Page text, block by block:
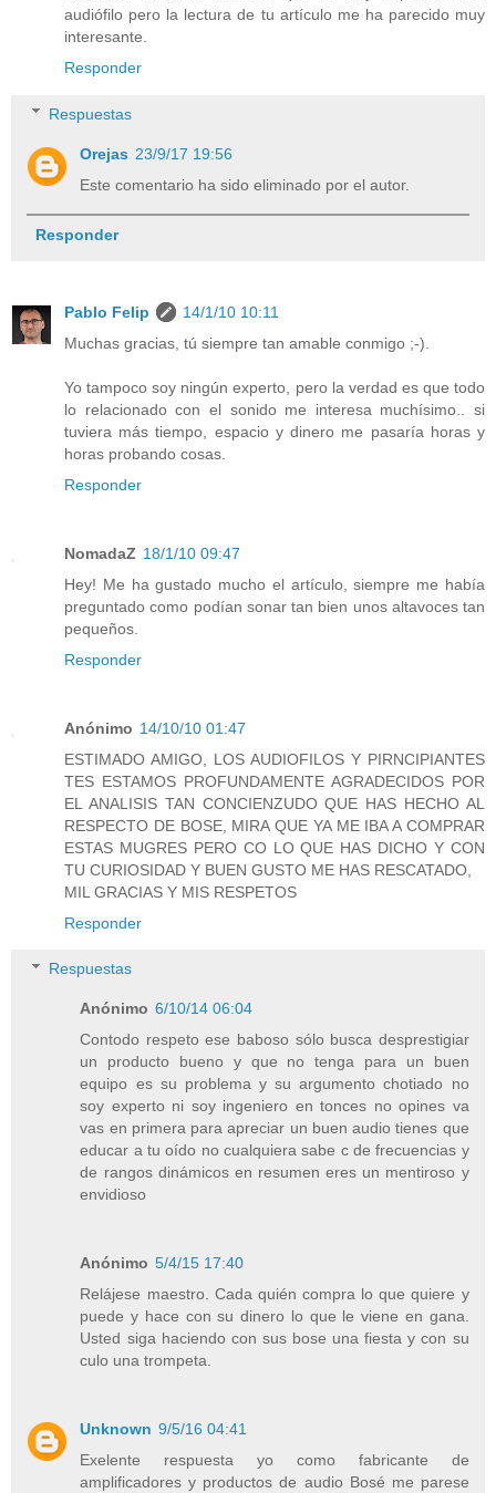
audiófilo pero la lectura de tu artículo me ha parecido muy
interesante.
Responder
Respuestas
Orejas 23/9/17 19:56
Este comentario ha sido eliminado por el autor.
Responder
Pablo Felip
14/1/10 10:11
Muchas gracias, tú siempre tan amable conmigo ;-).
Yo tampoco soy ningún experto, pero la verdad es que todo
lo relacionado con el sonido me interesa muchísimo.. si
tuviera más tiempo, espacio y dinero me pasaría horas y
horas probando cosas.
Responder
NomadaZ 18/1/10 09:47
Hey! Me ha gustado mucho el artículo, siempre me había
preguntado como podían sonar tan bien unos altavoces tan
pequeños.
Responder
Anónimo 14/10/10 01:47
ESTIMADO AMIGO, LOS AUDIOFILOS Y PIRNCIPIANTES
TES ESTAMOS PROFUNDAMENTE AGRADECIDOS POR
EL ANALISIS TAN CONCIENZUDO QUE HAS HECHO AL
RESPECTO DE BOSE, MIRA QUE YA ME IBA A COMPRAR
ESTAS MUGRES PERO CO LO QUE HAS DICHO Y CON
TU CURIOSIDAD Y BUEN GUSTO ME HAS RESCATADO,
MIL GRACIAS Y MIS RESPETOS
Responder
Respuestas
Anónimo 6/10/14 06:04
Contodo respeto ese baboso sólo busca desprestigiar
un producto bueno y que no tenga para un buen
equipo es su problema y su argumento chotiado no
soy experto ni soy ingeniero en tonces no opines va
vas en primera para apreciar un buen audio tienes que
educar a tu oído no cualquiera sabe c de frecuencias y
de rangos dinámicos en resumen eres un mentiroso y
envidioso
Anónimo 5/4/15 17:40
Relájese maestro. Cada quién compra lo que quiere y
puede y hace con su dinero lo que le viene en gana.
Usted siga haciendo con sus bose una fiesta y con su
culo una trompeta.
Unknown 9/5/16 04:41
Exelente respuesta yo como fabricante de
amplificadores y productos de audio Bosé me parese